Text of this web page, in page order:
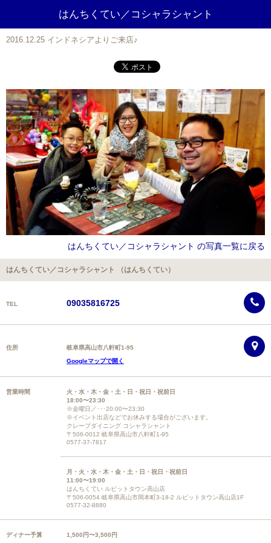
はんちくてい／コシャラシャント
2016.12.25 インドネシアよりご来店♪
はんちくてい／コシャラシャント の写真一覧に戻る
はんちくてい／コシャラシャント （はんちくてい）
TEL 09035816725
住所
岐阜県高山市八軒町1-95
Googleマップで開く
営業時間
火・水・木・金・土・日・祝日・祝前日
18:00〜23:30
※金曜日／･･･20:00〜23:30
※イベント出店などでお休みする場合がございます。
クレープダイニング コシャラシャント
〒506-0012 岐阜県高山市八軒町1-95
0577-37-7817
月・火・水・木・金・土・日・祝日・祝前日
11:00〜19:00
はんちくてい ルビットタウン高山店
〒506-0054 岐阜県高山市岡本町3-18-2 ルビットタウン高山店1F
0577-32-8880
ディナー予算 1,500円〜3,500円